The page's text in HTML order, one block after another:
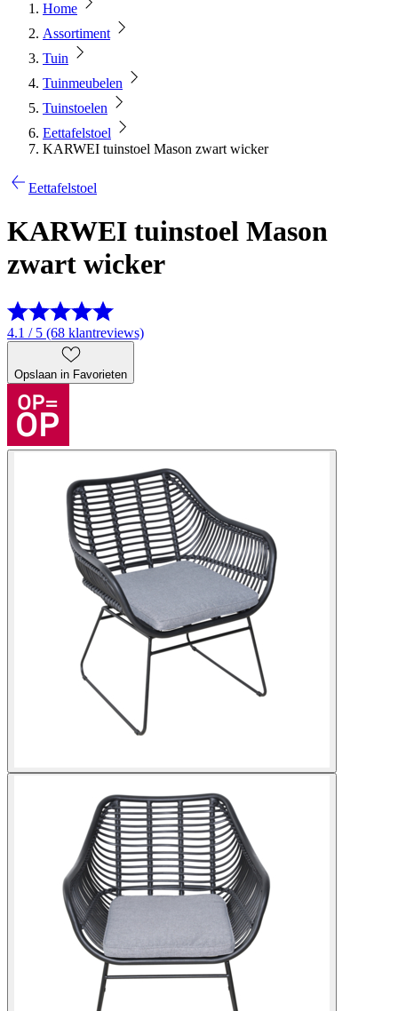
Home
Assortiment
Tuin
Tuinmeubelen
Tuinstoelen
Eettafelstoel
KARWEI tuinstoel Mason zwart wicker
Eettafelstoel
KARWEI tuinstoel Mason
zwart wicker
4.1 / 5 (68 klantreviews)
Opslaan in Favorieten